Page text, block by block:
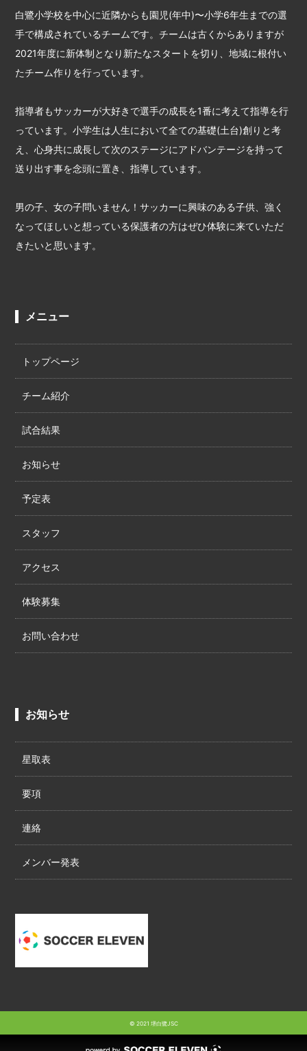
白鷺小学校を中心に近隣からも園児(年中)〜小学6年生までの選
手で構成されているチームです。チームは古くからありますが
2021年度に新体制となり新たなスタートを切り、地域に根付い
たチーム作りを行っています。
指導者もサッカーが大好きで選手の成長を1番に考えて指導を行
っています。小学生は人生において全ての基礎(土台)創りと考
え、心身共に成長して次のステージにアドバンテージを持って
送り出す事を念頭に置き、指導しています。
男の子、女の子問いません！サッカーに興味のある子供、強く
なってほしいと想っている保護者の方はぜひ体験に来ていただ
きたいと思います。
メニュー
トップページ
チーム紹介
試合結果
お知らせ
予定表
スタッフ
アクセス
体験募集
お問い合わせ
お知らせ
星取表
要項
連絡
メンバー発表
© 2021 堺白鷺JSC